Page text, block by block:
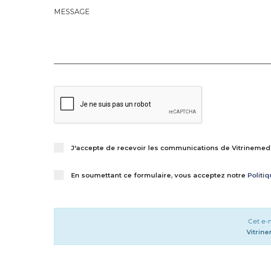
MESSAGE
J'accepte de recevoir les communications de
En soumettant ce formulaire, vous acceptez notre
Cet e-